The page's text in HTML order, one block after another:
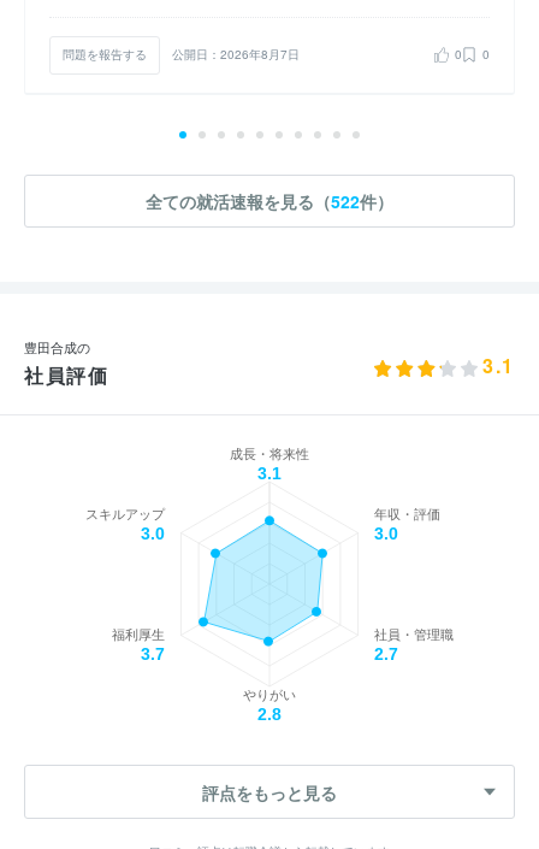
問題を報告する 公開日：2026年8月7日 0 0
全ての就活速報を見る（522件）
豊田合成の
社員評価 3.1
成長・将来性
3.1
年収・評価
3.0
社員・管理職
2.7
やりがい
2.8
福利厚生
3.7
スキルアップ
3.0
評点をもっと見る